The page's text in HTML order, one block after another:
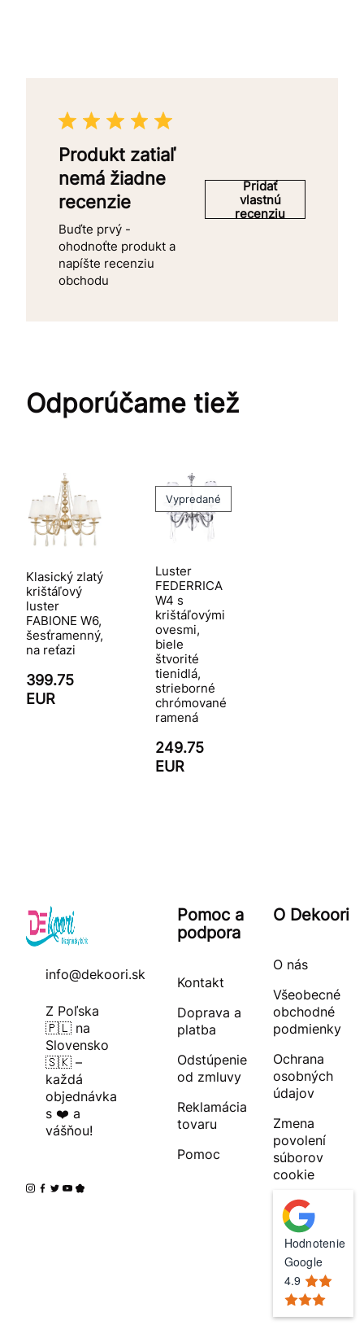
Produkt zatiaľ
nemá žiadne
recenzie
Buďte prvý -
ohodnoťte produkt a
napíšte recenziu
obchodu
Pridať
vlastnú
recenziu
Odporúčame tiež
Klasický zlatý
krištáľový
luster
FABIONE W6,
šesťramenný,
na reťazi
399.75
EUR
Vypredané
Luster
FEDERRICA
W4 s
krištáľovými
ovesmi,
biele
štvorité
tienidlá,
strieborné
chrómované
ramená
249.75
EUR
info@dekoori.sk
Z Poľska
🇵🇱 na
Slovensko
🇸🇰 –
každá
objednávka
s ❤️ a
vášňou!
Pomoc a
podpora
Kontakt
Doprava a
platba
Odstúpenie
od zmluvy
Reklamácia
tovaru
Pomoc
O Dekoori
O nás
Všeobecné
obchodné
podmienky
Ochrana
osobných
údajov
Zmena
povolení
súborov
cookie
Hodnotenie
Google
4.9